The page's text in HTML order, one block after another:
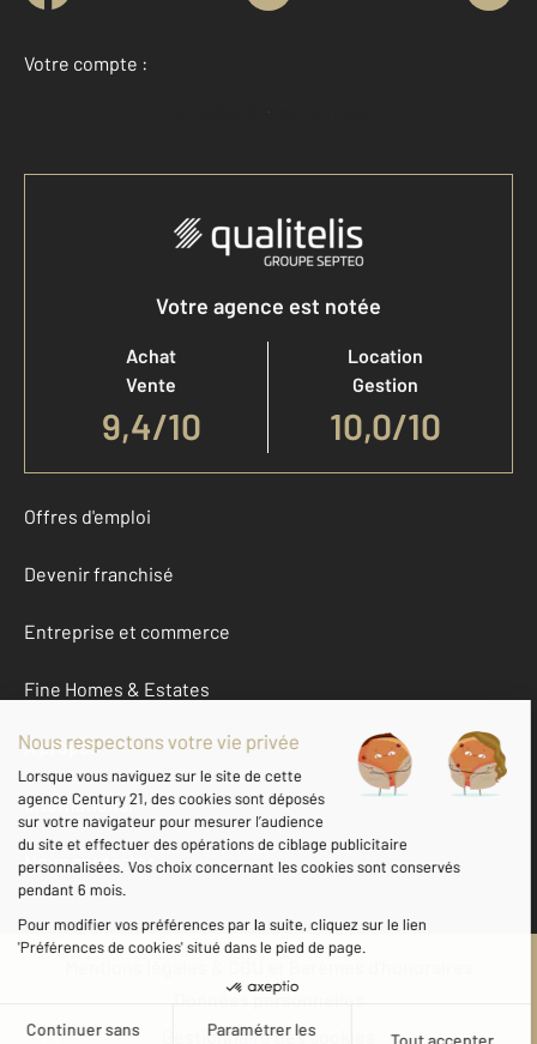
Votre compte :
Accéder à mon compte
Votre agence est notée
Achat
Vente
9,4/10
Location
Gestion
10,0/10
Offres d'emploi
Devenir franchisé
Entreprise et commerce
Fine Homes & Estates
À propos
International
Nous contacter
Données personnelles
Gestionnaire des cookies